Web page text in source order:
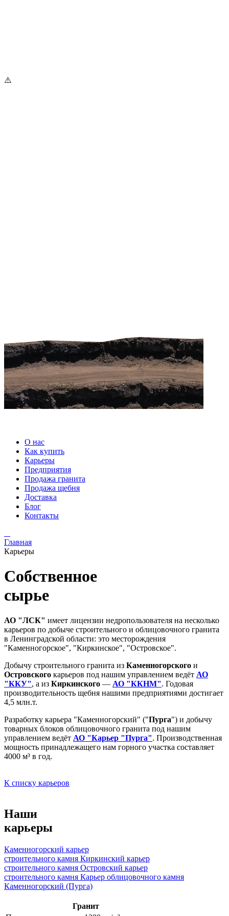
О нас
Как купить
Карьеры
Предприятия
Продажа гранита
Продажа щебня
Доставка
Блог
Контакты
Главная
Карьеры
Собственное
сырье
АО "ЛСК" имеет лицензии недропользователя на несколько
карьеров по добыче строительного и облицовочного гранита
в Ленинградской области: это месторождения
"Каменногорское", "Киркинское", "Островское".
Добычу строительного гранита из Каменногорского и
Островского карьеров под нашим управлением ведёт АО
"ККУ", а из Киркинского — АО "ККНМ". Годовая
производительность щебня нашими предприятиями достигает
4,5 млн.т.
Разработку карьера "Каменногорский" ("Пурга") и добычу
товарных блоков облицовочного гранита под нашим
управлением ведёт АО "Карьер "Пурга". Производственная
мощность принадлежащего нам горного участка составляет
4000 м³ в год.
К списку карьеров
Наши
карьеры
Каменногорский карьер
строительного камня Киркинский карьер
строительного камня Островский карьер
строительного камня Карьер облицовочного камня
Каменногорский (Пурга)
Гранит